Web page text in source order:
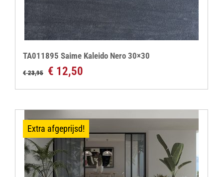
TA011895 Saime Kaleido Nero 30×30
€23,95
Oorspronkelijke
€ 23,95.
€ 12,50Huidige
€ 12,50.
Extra afgeprijsd!